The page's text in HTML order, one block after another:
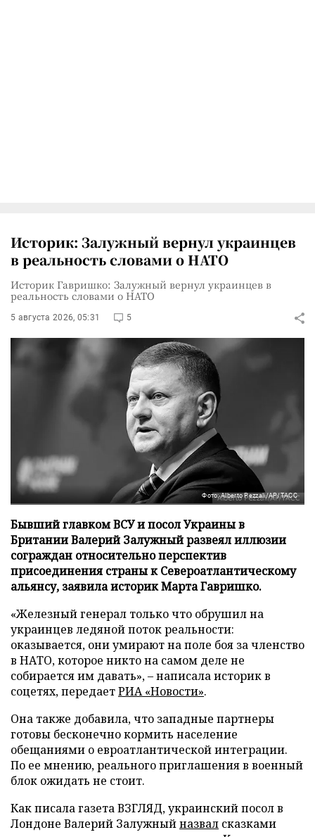
Историк: Залужный вернул украинцев
в реальность словами о НАТО
Историк Гавришко: Залужный вернул украинцев в
реальность словами о НАТО
5 августа 2026, 05:31 5
Фото: Alberto Pezzali/AP/ТАСС
Бывший главком ВСУ и посол Украины в
Британии Валерий Залужный развеял иллюзии
сограждан относительно перспектив
присоединения страны к Североатлантическому
альянсу, заявила историк Марта Гавришко.
«Железный генерал только что обрушил на
украинцев ледяной поток реальности:
оказывается, они умирают на поле боя за членство
в НАТО, которое никто на самом деле не
собирается им давать», – написала историк в
соцетях, передаетРИА «Новости».
Она также добавила, что западные партнеры
готовы бесконечно кормить население
обещаниями о евроатлантической интеграции.
По ее мнению, реального приглашения в военный
блок ожидать не стоит.
Как писала газета ВЗГЛЯД, украинский посол в
Лондоне Валерий Залужныйназвал сказками